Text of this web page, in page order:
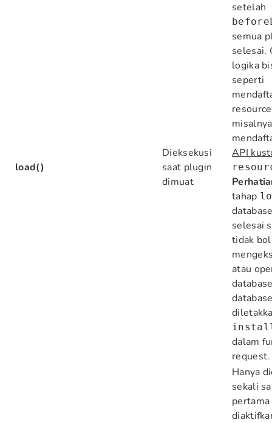
load()
Dieksekusi
saat plugin
dimuat
setelah
semua
selesai.
logika
seperti
misalnya
API
tahap
selesai
tidak
atau
dalam
request.
Hanya
sekali